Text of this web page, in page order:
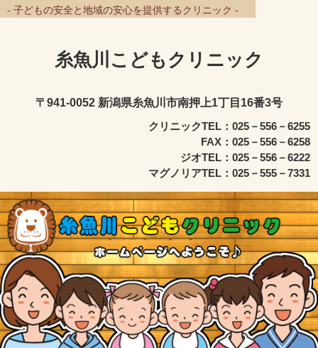
- 子どもの安全と地域の安心を提供するクリニック -
糸魚川こどもクリニック
〒941-0052 新潟県糸魚川市南押上1丁目16番3号
クリニックTEL：025－556－6255
FAX：025－556－6258
ジオTEL：025－556－6222
マグノリアTEL：025－555－7331